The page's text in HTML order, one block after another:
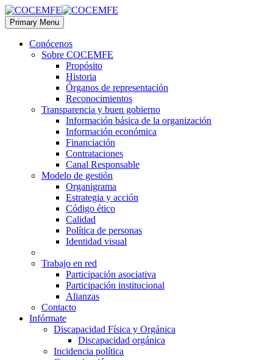
Primary Menu
Conócenos
Sobre COCEMFE
Propósito
Historia
Órganos de representación
Reconocimientos
Transparencia y buen gobierno
Información básica de la organización
Información económica
Financiación
Contrataciones
Canal Responsable
Modelo de gestión
Organigrama
Estrategia y acción
Código ético
Calidad
Política de personas
Identidad visual
Trabajo en red
Participación asociativa
Participación institucional
Alianzas
Contacto
Infórmate
Discapacidad Física y Orgánica
Discapacidad orgánica
Incidencia política